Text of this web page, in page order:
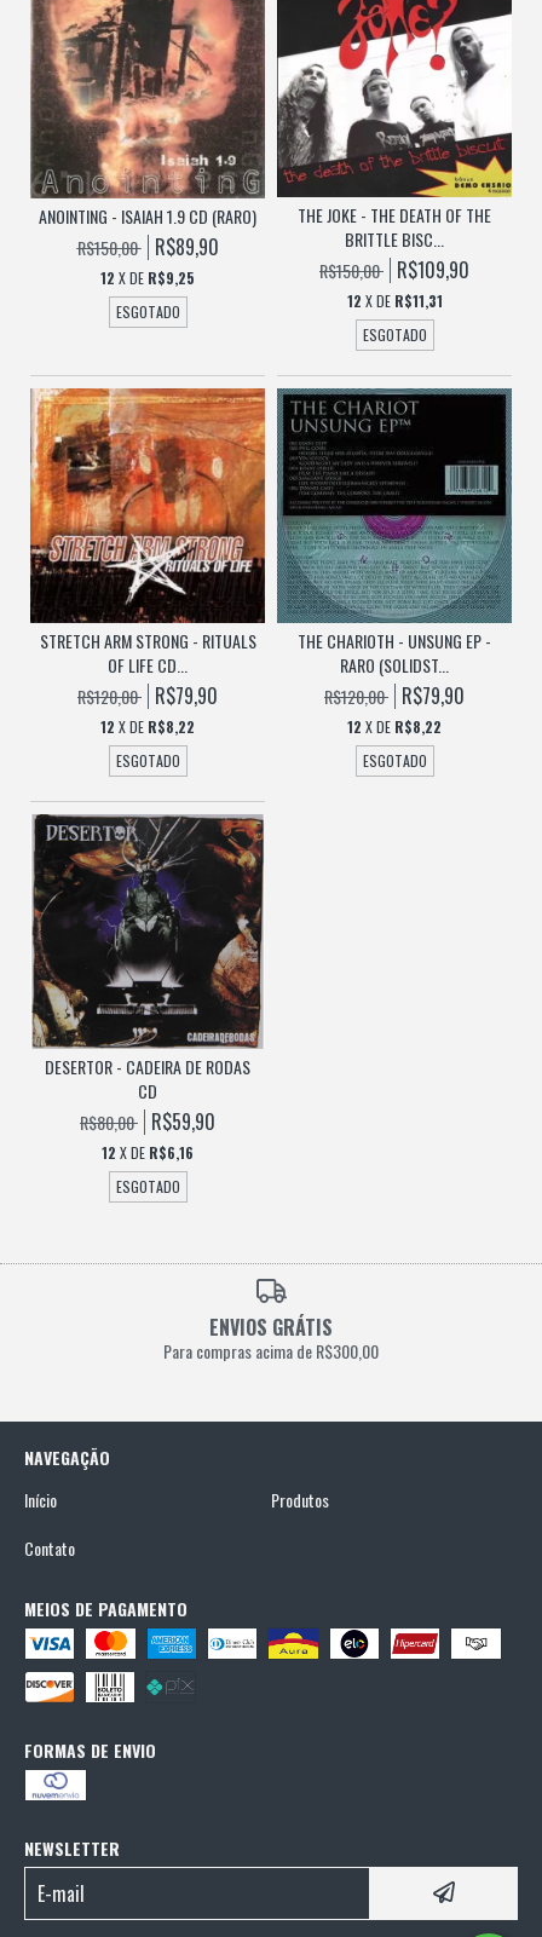
ANOINTING - ISAIAH 1.9 CD (RARO)
R$150,00 R$89,90
12 X DE R$9,25
ESGOTADO
THE JOKE - THE DEATH OF THE
BRITTLE BISC...
R$150,00 R$109,90
12 X DE R$11,31
ESGOTADO
STRETCH ARM STRONG - RITUALS
OF LIFE CD...
R$120,00 R$79,90
12 X DE R$8,22
ESGOTADO
THE CHARIOTH - UNSUNG EP -
RARO (SOLIDST...
R$120,00 R$79,90
12 X DE R$8,22
ESGOTADO
DESERTOR - CADEIRA DE RODAS
CD
R$80,00 R$59,90
12 X DE R$6,16
ESGOTADO
ENVIOS GRÁTIS
Para compras acima de R$300,00
NAVEGAÇÃO
Início
Produtos
Contato
MEIOS DE PAGAMENTO
FORMAS DE ENVIO
NEWSLETTER